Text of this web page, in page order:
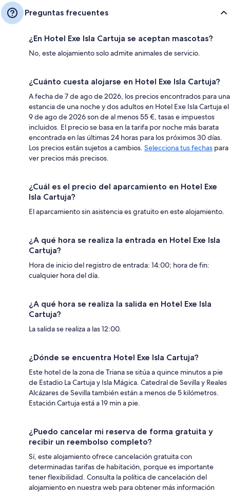
Preguntas frecuentes
¿En Hotel Exe Isla Cartuja se aceptan mascotas?
No, este alojamiento solo admite animales de servicio.
¿Cuánto cuesta alojarse en Hotel Exe Isla Cartuja?
A fecha de 7 de ago de 2026, los precios encontrados para una
estancia de una noche y dos adultos en Hotel Exe Isla Cartuja el
9 de ago de 2026 son de al menos 55 €, tasas e impuestos
incluidos. El precio se basa en la tarifa por noche más barata
encontrada en las últimas 24 horas para los próximos 30 días.
Los precios están sujetos a cambios. Selecciona tus fechas para
ver precios más precisos.
¿Cuál es el precio del aparcamiento en Hotel Exe
Isla Cartuja?
El aparcamiento sin asistencia es gratuito en este alojamiento.
¿A qué hora se realiza la entrada en Hotel Exe Isla
Cartuja?
Hora de inicio del registro de entrada: 14:00; hora de fin:
cualquier hora del día.
¿A qué hora se realiza la salida en Hotel Exe Isla
Cartuja?
La salida se realiza a las 12:00.
¿Dónde se encuentra Hotel Exe Isla Cartuja?
Este hotel de la zona de Triana se sitúa a quince minutos a pie
de Estadio La Cartuja y Isla Mágica. Catedral de Sevilla y Reales
Alcázares de Sevilla también están a menos de 5 kilómetros.
Estación Cartuja está a 19 min a pie.
¿Puedo cancelar mi reserva de forma gratuita y
recibir un reembolso completo?
Sí, este alojamiento ofrece cancelación gratuita con
determinadas tarifas de habitación, porque es importante
tener flexibilidad. Consulta la política de cancelación del
alojamiento en nuestra web para obtener más información